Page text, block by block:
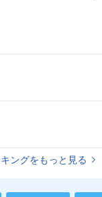
ングをもっと見る